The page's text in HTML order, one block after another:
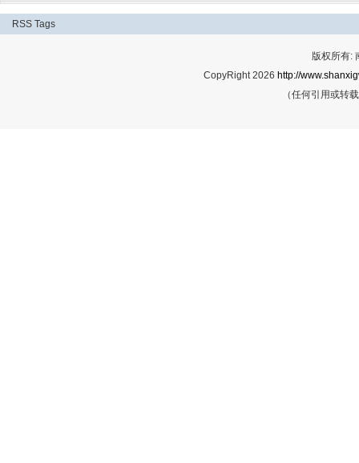
RSS Tags
版权所有:
CopyRight 2026 http://
（任何引用或转